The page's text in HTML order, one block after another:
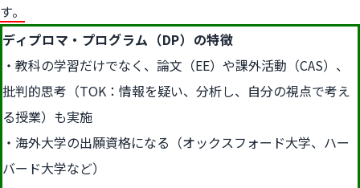
す。
ディプロマ・プログラム（DP）の特徴
教科の学習だけでなく、論文（EE）や課外活動（CAS）、
批判的思考（TOK：情報を疑い、分析し、自分の視点で考え
る授業）も実施
海外大学の出願資格になる（オックスフォード大学、ハー
バード大学など）